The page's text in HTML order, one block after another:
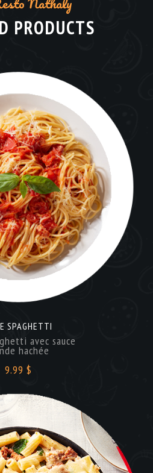
PRODUCTS
SPAGHETTI
avec sauce
hachée
9.99 $